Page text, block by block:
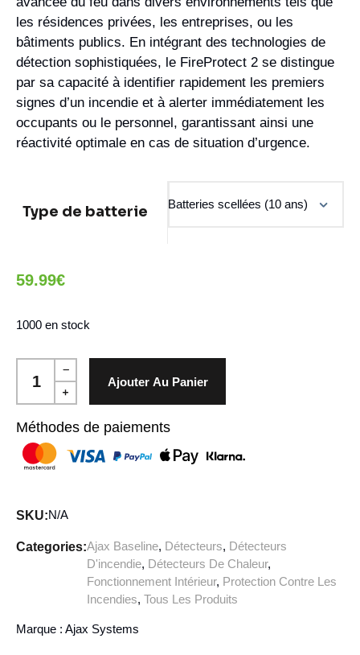
les résidences privées, les entreprises, ou les
bâtiments publics. En intégrant des technologies de
détection sophistiquées, le FireProtect 2 se distingue
par sa capacité à identifier rapidement les premiers
signes d’un incendie et à alerter immédiatement les
occupants ou le personnel, garantissant ainsi une
réactivité optimale en cas de situation d’urgence.
Type de batterie
59.99€
1000 en stock
Ajouter Au Panier
Méthodes de paiements
SKU:N/A
Categories:Ajax Baseline, Détecteurs, Détecteurs
D'incendie, Détecteurs De Chaleur,
Fonctionnement Intérieur, Protection Contre Les
Incendies, Tous Les Produits
Marque : Ajax Systems